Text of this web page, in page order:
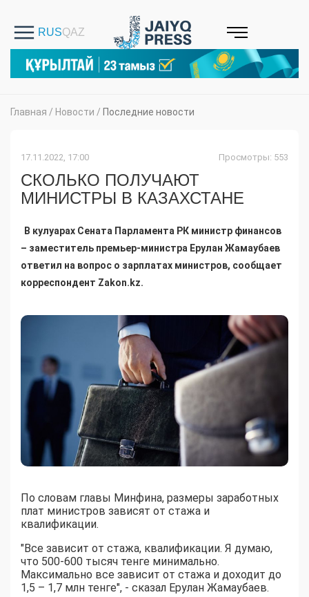
Главная / Новости / Последние новости
17.11.2022, 17:00 Просмотры: 553
СКОЛЬКО ПОЛУЧАЮТ
МИНИСТРЫ В КАЗАХСТАНЕ
В кулуарах Сената Парламента РК министр финансов
– заместитель премьер-министра Ерулан Жамаубаев
ответил на вопрос о зарплатах министров, сообщает
корреспондент Zakon.kz.
По словам главы Минфина, размеры заработных
плат министров зависят от стажа и
квалификации.
"Все зависит от стажа, квалификации. Я думаю,
что 500-600 тысяч тенге минимально.
Максимально все зависит от стажа и доходит до
1,5 – 1,7 млн тенге", - сказал Ерулан Жамаубаев.